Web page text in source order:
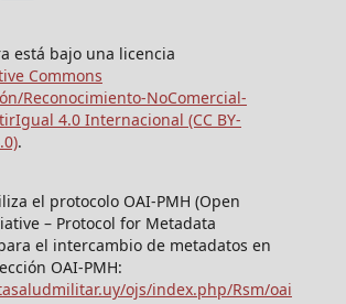
está bajo una licencia
Commons
Reconocimiento-NoComercial-
4.0 Internacional (CC BY-
.
el protocolo OAI-PMH (Open
– Protocol for Metadata
el intercambio de metadatos en
OAI-PMH:
ojs/index.php/Rsm/oai